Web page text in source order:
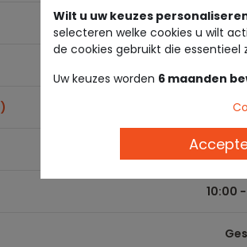
10:00 -
10:00
10:00
10:00
Wilt u uw keuzes
selecteren welke cookies u wilt
de cookies gebruikt die essentieel
Uw keuzes worden 6 maanden